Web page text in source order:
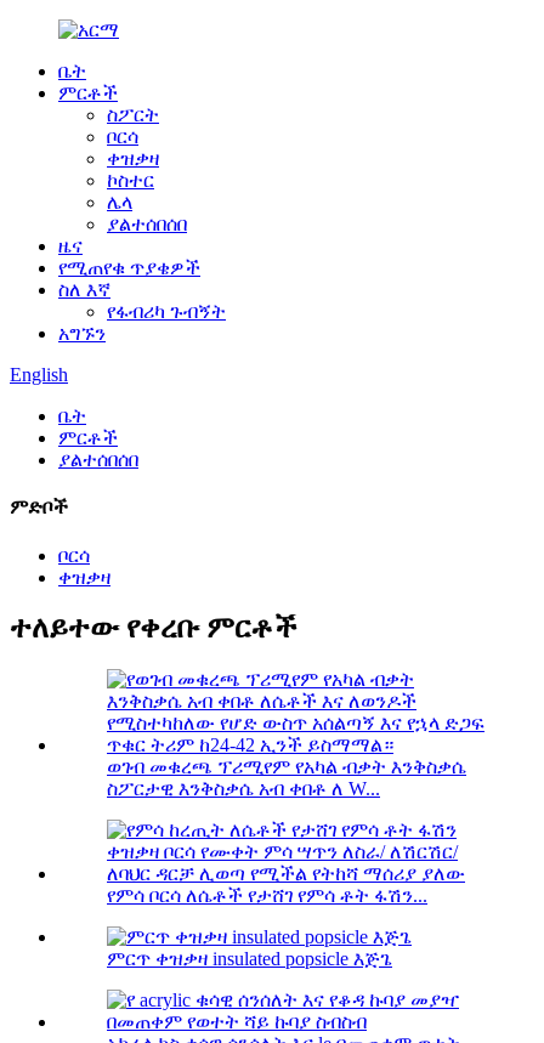
ቤት
ምርቶች
ስፖርት
ቦርሳ
ቀዝቃዛ
ኮስተር
ሌላ
ያልተሰበሰበ
ዜና
የሚጠየቁ ጥያቄዎች
ስለ እኛ
የፋብሪካ ጉብኝት
አግኙን
English
ቤት
ምርቶች
ያልተሰበሰበ
ምድቦች
ቦርሳ
ቀዝቃዛ
ተለይተው የቀረቡ ምርቶች
ወገብ መቁረጫ ፕሪሚየም የአካል ብቃት እንቅስቃሴ
ስፖርታዊ እንቅስቃሴ አብ ቀበቶ ለ W...
የምሳ ቦርሳ ለሴቶች የታሸገ የምሳ ቶት ፋሽን...
ምርጥ ቀዝቃዛ insulated popsicle እጅጌ